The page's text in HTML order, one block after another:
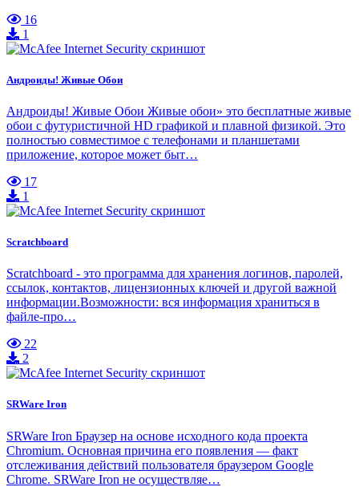
16
1
Андроиды! Живые Обои
Андроиды! Живые Обои Живые обои» это бесплатные живые
обои с футуристичной HD графикой и плавной физикой. Это
полностью совместимое с телефонами и планшетами
приложение, которое может быт…
17
1
Scratchboard
Scratchboard - это программа для хранения логинов, паролей,
ссылок, контактов, лицензионных ключей и другой важной
информации.Возможности: вся информация храниться в
файле-про…
22
2
SRWare Iron
SRWare Iron Браузер на основе исходного кода проекта
Chromium. Основная причина его появления — факт
отслеживания действий пользователя браузером Google
Chrome. SRWare Iron не осуществляе…